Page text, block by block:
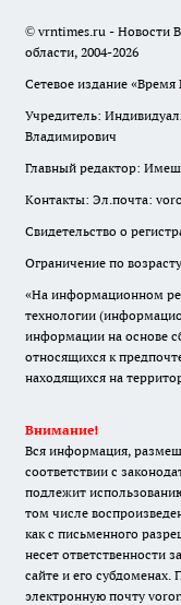
© vrntimes.ru - Новости
области, 2004-2026
Сетевое издание
Учредитель:
Владимирович
Главный редактор:
Контакты: Эл.почта:
Свидетельство о
Ограничение по
«На информационном
технологии
информации на основе
относящихся к
находящихся на
Внимание!
Вся информация,
соответствии с
подлежит
том числе
как с письменного
несет ответственности
сайте и его
электронную почту